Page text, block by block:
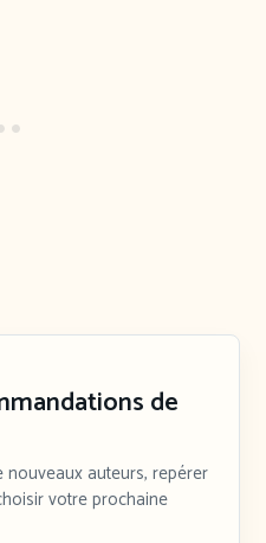
de
auteurs, repérer
votre prochaine